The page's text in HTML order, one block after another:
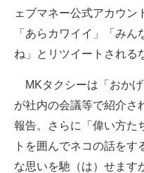
ェブマネー公式アカウン
「あらカワイイ」「みん
ね」とリツイートされる
MKタクシーは「おかげ
が社内の会議等で紹介さ
報告。さらに「偉い方た
トを囲んでネコの話をす
な思いを馳（は）せます